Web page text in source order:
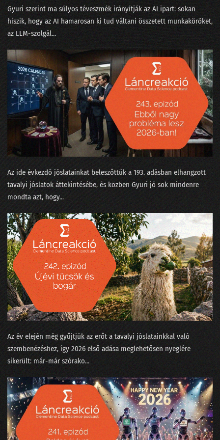
035 - Értelem és érzelem és algoritmus
33. NLP kerekasztal a conTEXT 2021 konferencián
31. Regulázzuk meg a Facebookot!
30. Süti-apokalipszis a konferencián
29. Hányféleképpen lehet igent mondani?
28. Okoswhisky egy jó MI-sakkpartihoz?
27. Humánus-e a személyzetis az adatbányában?
26. Média-értés adat-alapon, vagy miért podcastolunk?
24. Néha az adatelemzők is szemészetre viszik a fájó fogú beteget
23. Mikortól gyűlölik meg a matekot a gyerekek?
22. Kinek higgyünk - jövőkutatók vagy laikusok?
21. Trágya vagy olaj?
20. Ne mássz fára, mert elüt a villamos
19. Szárnyalj szabadon, szép adattudósom!
18. Magyarázzuk az MI bizonyítványát
16. A falevél-számlálás hitelesítése és a Coelho-i mosoly
15. Gólok, árvizek és lórúgások
14. A hangok a nadrágzsebünkben mindent tudnak az a4-es méretéről
Gyuri szerint ma súlyos téveszmék irányítják az AI ipart: sokan
hiszik, hogy az AI hamarosan ki tud váltani összetett munkaköröket,
az LLM-szolgál...
Az ide évkezdő jóslatainkat beleszőttük a 193. adásban elhangzott
tavalyi jóslatok áttekintésébe, és közben Gyuri jó sok mindenre
mondta azt, hogy...
Az év elején még gyűjtjük az erőt a tavalyi jóslatainkkal való
szembenézéshez, így 2026 első adása meglehetősen nyeglére
sikerült: már-már szórako...